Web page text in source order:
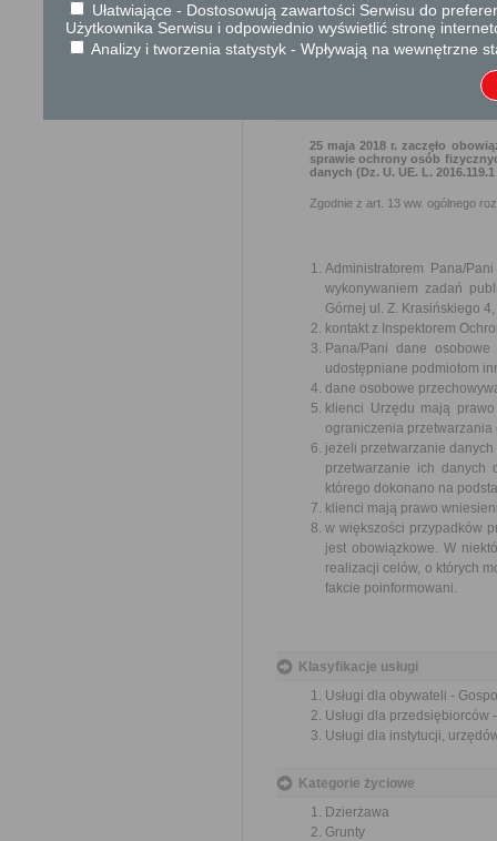
Podstawa prawna
Ustawa z dnia 23
Ustawa z dnia 21
25 maja 2018 r. zaczęło
sprawie ochrony osób
danych (Dz. U. UE. L.
Zgodnie z art. 13 ww. ogólnego
Administratorem Pana/
wykonywaniem zadań
Górnej ul. Z. Krasińskiego
kontakt z Inspektorem
Pana/Pani dane
udostępniane podmiotom
dane osobowe
klienci Urzędu mają
ograniczenia
jeżeli przetwarzanie
przetwarzanie ich danych
którego dokonano na
klienci mają prawo
w większości przypadków
jest obowiązkowe. W
realizacji celów, o których
fakcie poinformowani.
Klasyfikacje usługi
Usługi dla obywateli -
Usługi dla
Usługi dla instytucji,
Kategorie życiowe
Dzierżawa
Grunty
Ułatwiające - Dostosowują zawartości Serwisu do
Użytkownika Serwisu i odpowiednio wyświetlić stronę
Analizy i tworzenia statystyk - Wpływają na wewnętrzne